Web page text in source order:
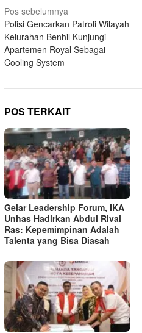
Navigasi
pos
Pos sebelumnya
Polisi Gencarkan Patroli Wilayah
Kelurahan Benhil Kunjungi
Apartemen Royal Sebagai
Cooling System
POS TERKAIT
Gelar Leadership Forum, IKA
Unhas Hadirkan Abdul Rivai
Ras: Kepemimpinan Adalah
Talenta yang Bisa Diasah